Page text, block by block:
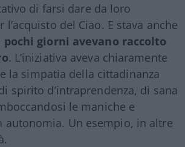
di farsi dare da loro
l’acquisto del Ciao. E stava anche
pochi giorni avevano raccolto
. L’iniziativa aveva chiaramente
la simpatia della cittadinanza
spirito d’intraprendenza, di sana
le maniche e
autonomia. Un esempio, in altre